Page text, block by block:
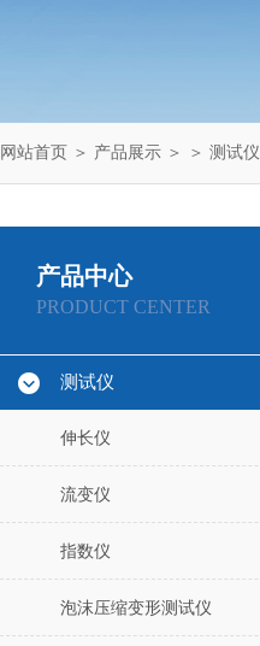
网站首页 ＞ 产品展示 ＞ ＞ 测试仪
产品中心
PRODUCT CENTER
测试仪
伸长仪
流变仪
指数仪
泡沫压缩变形测试仪